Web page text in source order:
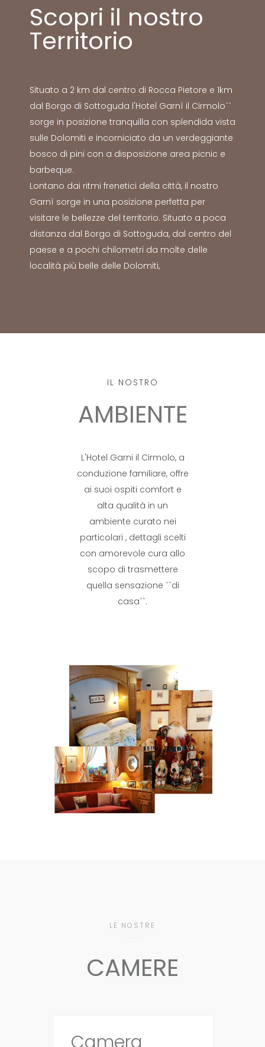
Scopri il nostro
Territorio
Situato a 2 km dal centro di Rocca Pietore e 1km
dal Borgo di Sottoguda l'Hotel Garnì il Cirmolo``
sorge in posizione tranquilla con splendida vista
sulle Dolomiti e incorniciato da un verdeggiante
bosco di pini con a disposizione area picnic e
barbeque.
Lontano dai ritmi frenetici della città, il nostro
Garnì sorge in una posizione perfetta per
visitare le bellezze del territorio. Situato a poca
distanza dal Borgo di Sottoguda, dal centro del
paese e a pochi chilometri da molte delle
località più belle delle Dolomiti,
IL NOSTRO
AMBIENTE
L'Hotel Garni il Cirmolo, a
conduzione familiare, offre
ai suoi ospiti comfort e
alta qualità in un
ambiente curato nei
particolari , dettagli scelti
con amorevole cura allo
scopo di trasmettere
quella sensazione ``di
casa``.
LE NOSTRE
CAMERE